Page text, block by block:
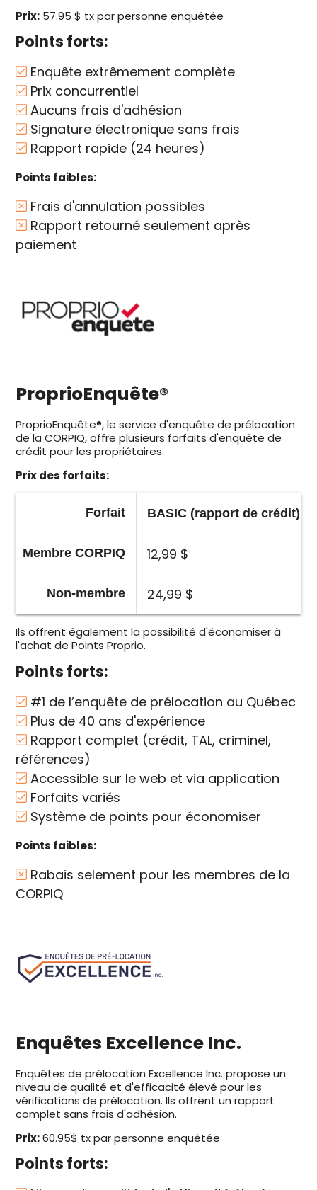
Prix: 57.95 $ tx par personne enquêtée
Points forts:
Enquête extrêmement complète
Prix concurrentiel
Aucuns frais d'adhésion
Signature électronique sans frais
Rapport rapide (24 heures)
Points faibles:
Frais d'annulation possibles
Rapport retourné seulement après
paiement
ProprioEnquête®
ProprioEnquête®, le service d'enquête de prélocation
de la CORPIQ, offre plusieurs forfaits d'enquête de
crédit pour les propriétaires.
Prix des forfaits:
Forfait
Membre CORPIQ
Non-membre
BASIC (rapport de crédit)
12,99 $
24,99 $
Ils offrent également la possibilité d'économiser à
l'achat de Points Proprio.
Points forts:
#1 de l’enquête de prélocation au Québec
Plus de 40 ans d'expérience
Rapport complet (crédit, TAL, criminel,
références)
Accessible sur le web et via application
Forfaits variés
Système de points pour économiser
Points faibles:
Rabais selement pour les membres de la
CORPIQ
Enquêtes Excellence Inc.
Enquêtes de prélocation Excellence Inc. propose un
niveau de qualité et d'efficacité élevé pour les
vérifications de prélocation. Ils offrent un rapport
complet sans frais d'adhésion.
Prix:60.95$ tx par personne enquêtée
Points forts: